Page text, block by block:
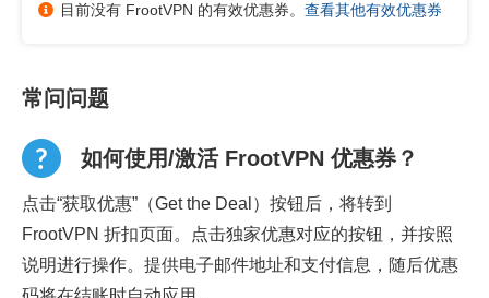
目前没有 FrootVPN 的有效优惠券。 查看其他有效优惠券
常问问题
如何使用/激活 FrootVPN 优惠券？
点击“获取优惠”（Get the Deal）按钮后，将转到
FrootVPN 折扣页面。点击独家优惠对应的按钮，并按照
说明进行操作。提供电子邮件地址和支付信息，随后优惠